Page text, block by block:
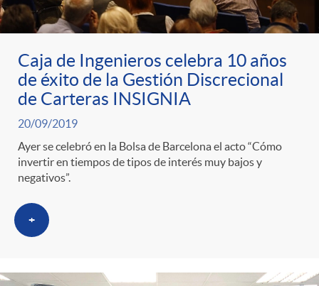
r
a
S
a
l
a
n
p
o
r
c
a
e
n
i
d
o
A
l
i
c
a
d
o
Caja de Ingenieros celebra 10 años
de éxito de la Gestión Discrecional
de Carteras INSIGNIA
20/09/2019
Ayer se celebró en la Bolsa de Barcelona el acto “Cómo
invertir en tiempos de tipos de interés muy bajos y
negativos”.
+